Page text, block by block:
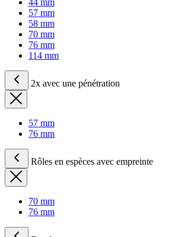
44 mm
57 mm
58 mm
70 mm
76 mm
114 mm
2x avec une pénétration
57 mm
76 mm
Rôles en espèces avec empreinte
70 mm
76 mm